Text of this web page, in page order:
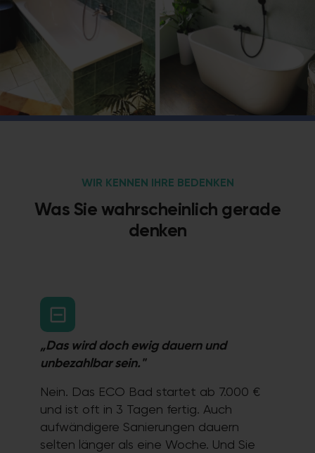
WIR KENNEN IHRE BEDENKEN
Was Sie wahrscheinlich gerade
denken
„Das wird doch ewig dauern und
unbezahlbar sein."
Nein. Das ECO Bad startet ab 7.000 €
und ist oft in 3 Tagen fertig. Auch
aufwändigere Sanierungen dauern
selten länger als eine Woche. Und Sie